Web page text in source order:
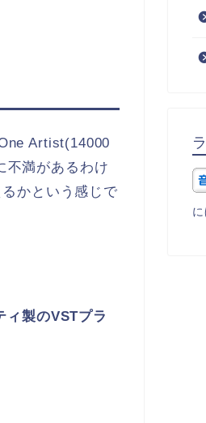
Artist(14000
不満があるわけ
かという感じで
製のVSTプラ